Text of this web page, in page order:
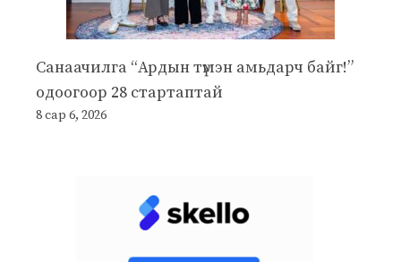
Санаачилга “Ардын түмэн амьдарч байг!”
одоогоор 28 стартаптай
8 сар 6, 2026